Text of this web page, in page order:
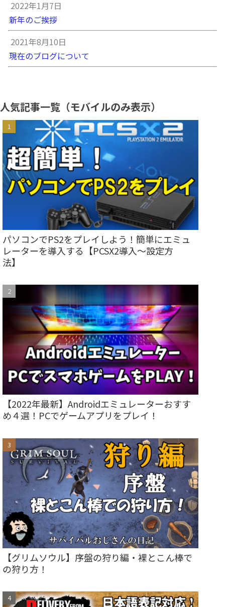
2022年1月7日
新年のご挨拶
2021年8月10日
現在のブログについて
人気記事一覧（モバイルのみ表示）
パソコンでPS2をプレイしよう！簡単にエミュ
レーターを導入する【PCSX2導入～設定方
法】
【2022年最新】Androidエミュレーターおすす
め４選！PCでゲームアプリをプレイ！
【グリムソウル】序盤の狩り編・裸とこん棒で
の狩り方！